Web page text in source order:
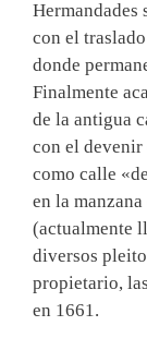
Hermandades
con el
donde
Finalmente
de la antigua
con el devenir
como calle
en la
(actualmente
diversos
propietario,
en 1661.